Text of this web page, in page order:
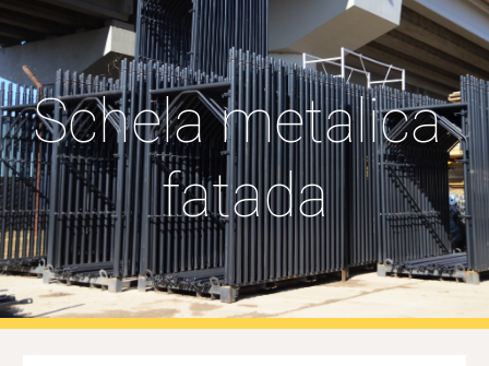
Schela metalica
fatada